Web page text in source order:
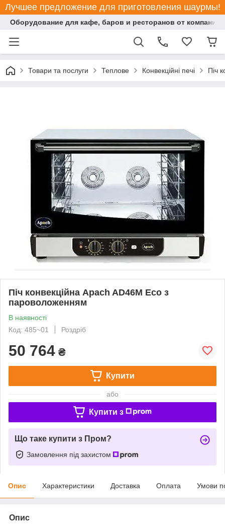
Лучшее предложение для приготовления шаурмы!
Оборудование для кафе, баров и ресторанов от компании
Товари та послуги Теплове Конвекційні печі Піч
Піч конвекційна Apach AD46M Eco з
пароволоженням
В наявності
Код: 485~01
Роздріб
50 764 ₴
Купити
або
Купити з
Що таке купити з Пром?
Замовлення під захистом
Опис Характеристики Доставка Оплата Умови
Опис